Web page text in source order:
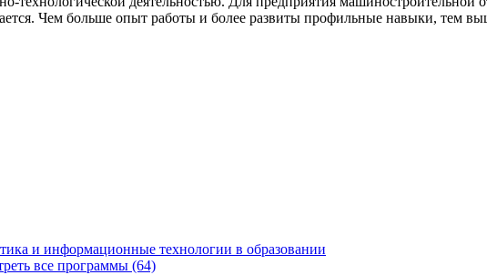
Чем больше опыт работы и более развиты профильные навыки, тем
и информационные технологии в образовании
все программы (64)